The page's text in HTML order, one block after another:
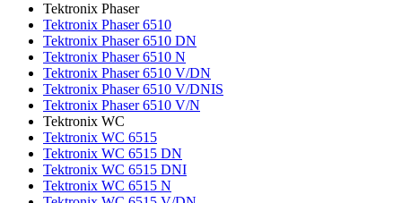
Tektronix Phaser
Tektronix Phaser 6510
Tektronix Phaser 6510 DN
Tektronix Phaser 6510 N
Tektronix Phaser 6510 V/DN
Tektronix Phaser 6510 V/DNIS
Tektronix Phaser 6510 V/N
Tektronix WC
Tektronix WC 6515
Tektronix WC 6515 DN
Tektronix WC 6515 DNI
Tektronix WC 6515 N